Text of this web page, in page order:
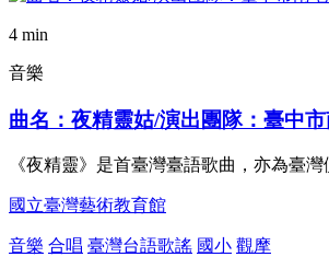
4 min
音樂
曲名：夜精靈姑/演出團隊：臺中
《夜精靈》是首臺灣臺語歌曲，亦為
國立臺灣藝術教育館
音樂 合唱 臺灣台語歌謠 國小 觀摩